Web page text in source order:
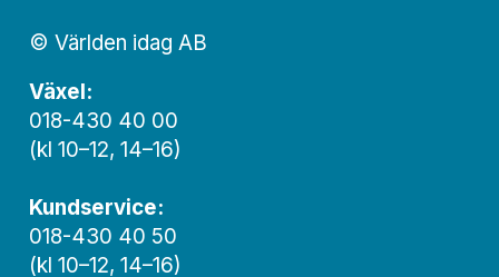
© Världen idag AB
Växel:
018-430 40 00
(kl 10–12, 14–16)
Kundservice:
018-430 40 50
(kl 10–12, 14–16)